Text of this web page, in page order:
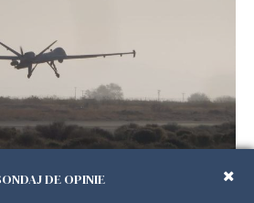
aeroportul din Leipzig. Un
DE OPINIE